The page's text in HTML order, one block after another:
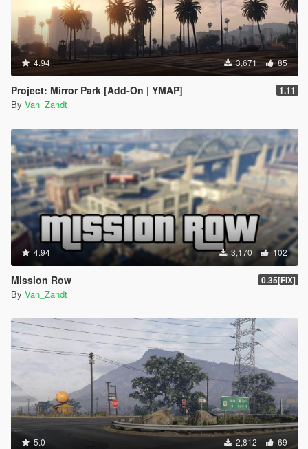
4.94 3,671 85
Project: Mirror Park [Add-On | YMAP] 1.11
By Van_Zandt
4.94 3,170 102
Mission Row 0.35[FIX]
By Van_Zandt
5.0 2,812 69